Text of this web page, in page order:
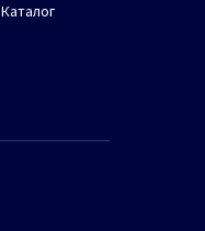
Каталог